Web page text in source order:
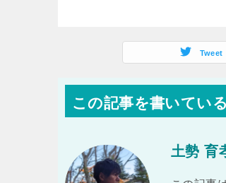
Tweet
この記事を書いてい
土勢 育